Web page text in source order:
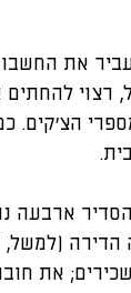
את
רצוי
הצ'קים.
ארבעה
(למשל,
את